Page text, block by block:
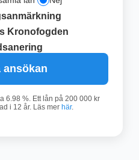
Kronofogden
ansökan
6.98 %. Ett lån på 200 000 kr
i 12 år. Läs mer här.